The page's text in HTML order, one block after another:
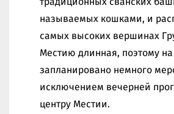
называемых кошками, и
самых высоких вершинах
Местию длинная, поэтому
запланировано немного
исключением вечерней
центру Местии.